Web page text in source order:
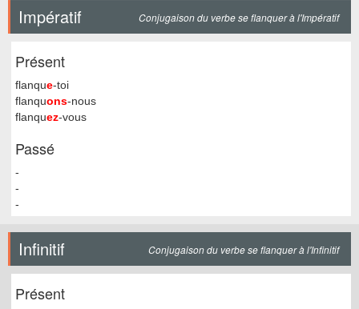
Impératif Conjugaison du verbe se flanquer à l'Impératif
Présent
flanque-toi
flanquons-nous
flanquez-vous
Passé
-
-
-
Infinitif Conjugaison du verbe se flanquer à l'Infinitif
Présent